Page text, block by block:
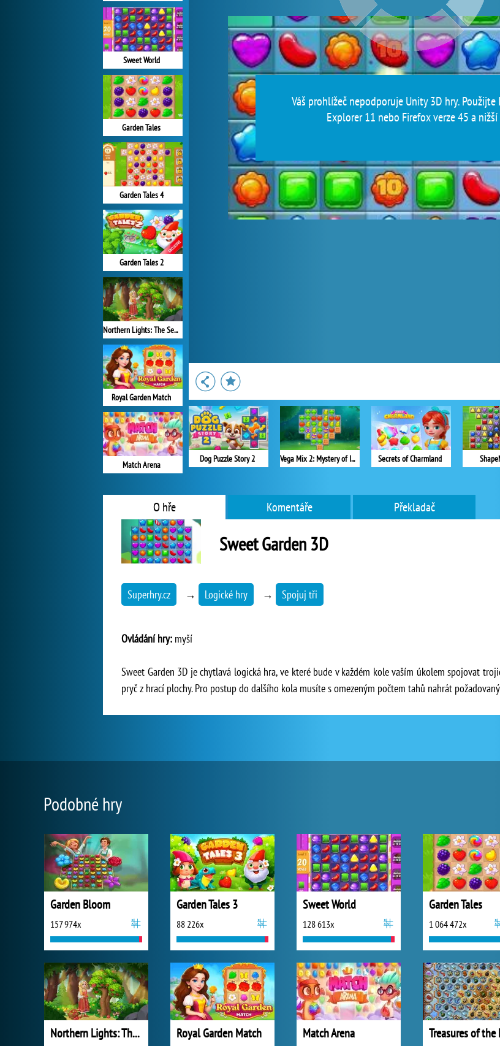
Váš prohlížeč nepodporuje Unity 3D hry.
Explorer 11 nebo Firefox verze 45 a nižší
Sweet World
Garden Tales
Garden Tales 4
Garden Tales 2
Northern Lights: The Secret of the Forest
Royal Garden Match
Match Arena
Dog Puzzle Story 2 Vega Mix 2: Mystery of Island Secrets of Charmland
O hře Komentáře Překladač
Sweet Garden 3D
Superhry.cz → Logické hry → Spojuj tři
Ovládání hry: myší
Sweet Garden 3D je chytlavá logická hra, ve které bude v každém kole vaším úkolem spojovat
pryč z hrací plochy. Pro postup do dalšího kola musíte s omezeným počtem tahů nahrát
Podobné hry
Garden Bloom
157 974x
Garden Tales 3
88 226x
Sweet World
128 613x
Garden Tales
1 064 472x
Northern Lights: The Secret of the Forest Royal Garden Match Match Arena